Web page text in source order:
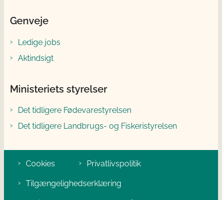
Genveje
Ledige jobs
Aktindsigt
Ministeriets styrelser
Det tidligere Fødevarestyrelsen
Det tidligere Landbrugs- og Fiskeristyrelsen
Cookies Privatlivspolitik
Tilgængelighedserklæring